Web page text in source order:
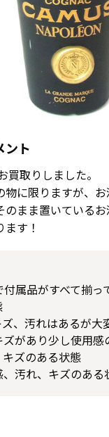
ント
買取りしました。
に限りますが、
まま置いている
す！
属品がすべて揃っ
、汚れはあるが大
があり少し使用
ズのある状態
汚れ、キズのある